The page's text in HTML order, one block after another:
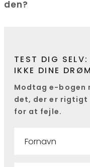
den?
TEST DIG SELV:
IKKE DINE
Modtag e-bogen
det, der er rigtigt
for at fejle.